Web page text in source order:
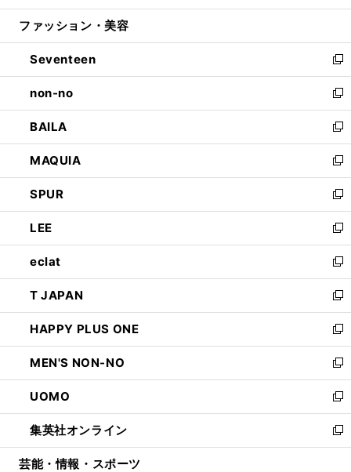
開
ウ
開
く
ン
ウ
で
開
く
ウ
ン
ド
ウ
で
開
く
ファッション・美容
Seventeen
新
し
い
ウ
ィ
ン
ド
ウ
で
開
く
non-no
新
し
い
ウ
ィ
ン
ド
ウ
で
開
く
BAILA
新
し
い
ウ
ィ
ン
ド
ウ
で
開
く
MAQUIA
新
し
い
ウ
ィ
ン
ド
ウ
で
開
く
SPUR
新
し
い
ウ
ィ
ン
ド
ウ
で
開
く
LEE
新
し
い
ウ
ィ
ン
ド
ウ
で
開
く
eclat
新
し
い
ウ
ィ
ン
ド
ウ
で
開
く
T JAPAN
新
し
い
ウ
ィ
ン
ド
ウ
で
開
HAPPY PLUS ONE
新
し
い
ウ
ィ
ン
ド
ウ
MEN'S NON-NO
新
し
い
ウ
ィ
ン
UOMO
新
し
い
ウ
集英社オンライン
新
し
芸能・情報・スポーツ